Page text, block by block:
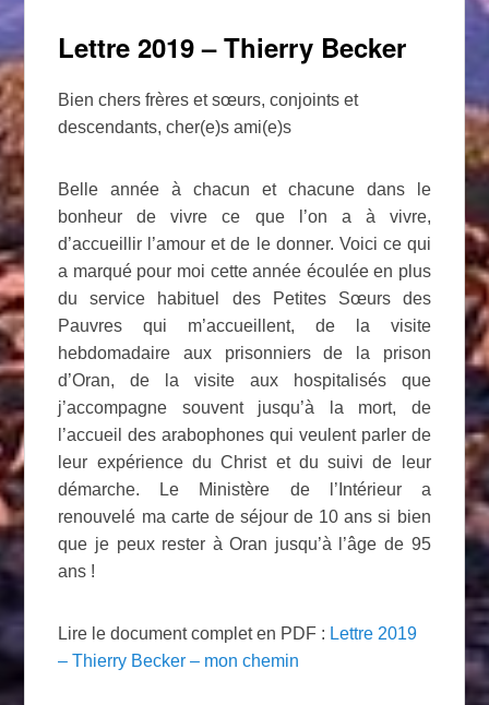
Lettre 2019 – Thierry Becker
Bien chers frères et sœurs, conjoints et
descendants, cher(e)s ami(e)s
Belle année à chacun et chacune dans le
bonheur de vivre ce que l’on a à vivre,
d’accueillir l’amour et de le donner. Voici ce qui
a marqué pour moi cette année écoulée en plus
du service habituel des Petites Sœurs des
Pauvres qui m’accueillent, de la visite
hebdomadaire aux prisonniers de la prison
d’Oran, de la visite aux hospitalisés que
j’accompagne souvent jusqu’à la mort, de
l’accueil des arabophones qui veulent parler de
leur expérience du Christ et du suivi de leur
démarche. Le Ministère de l’Intérieur a
renouvelé ma carte de séjour de 10 ans si bien
que je peux rester à Oran jusqu’à l’âge de 95
ans !
Lire le document complet en PDF : Lettre 2019
– Thierry Becker – mon chemin